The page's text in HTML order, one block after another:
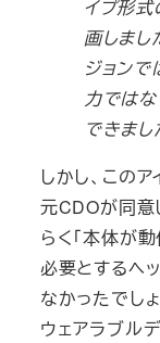
イプ形
画しまし
ジョンで
力では
できまし
しかし、この
元CDOが同意
らく「本体が
必要とするヘ
なかったでし
ウェアラブル